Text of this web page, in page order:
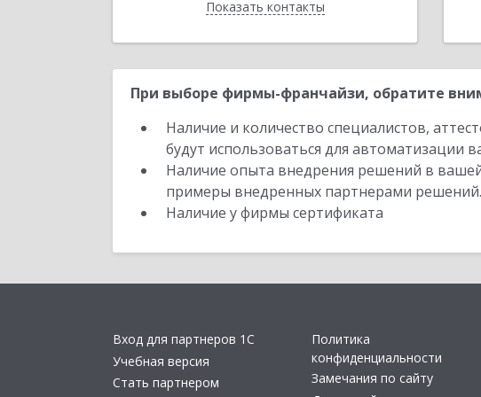
Показать контакты
Назад
При выборе фирмы-франчайзи, обратите
Наличие и количество специалистов,
будут использоваться для автоматизации
Наличие опыта внедрения решений в
примеры внедренных партнерами решений.
Наличие у фирмы сертификата
Вход для партнеров 1С
Учебная версия
Стать партнером
Политика
конфиденциальности
Замечания по сайту